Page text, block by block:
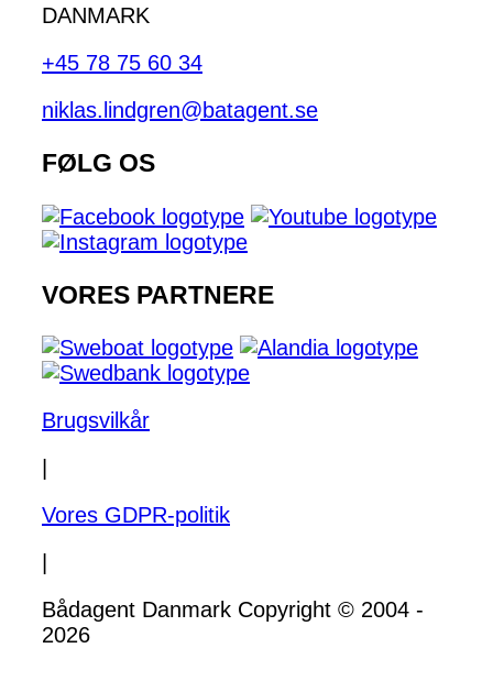
DANMARK
+45 78 75 60 34
niklas.lindgren@batagent.se
FØLG OS
VORES PARTNERE
Brugsvilkår
Vores GDPR-politik
Bådagent Danmark Copyright © 2004 -
2026